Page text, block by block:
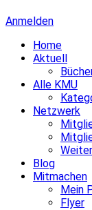
Anmelden
Home
Aktuell
Alle KMU
Netzwerk
Blog
Mitmachen
Mein
Flyer